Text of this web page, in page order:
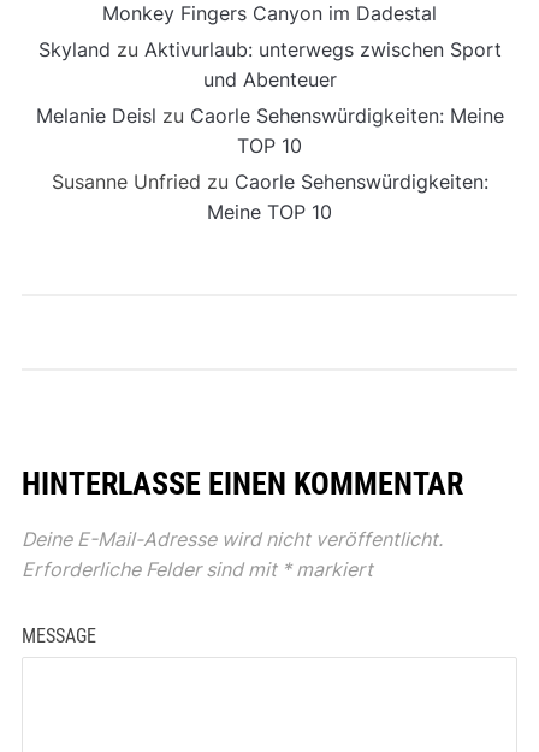
Monkey Fingers Canyon im Dadestal
Skyland zu Aktivurlaub: unterwegs zwischen Sport
und Abenteuer
Melanie Deisl zu Caorle Sehenswürdigkeiten: Meine
TOP 10
Susanne Unfried zu Caorle Sehenswürdigkeiten:
Meine TOP 10
HINTERLASSE EINEN KOMMENTAR
Deine E-Mail-Adresse wird nicht veröffentlicht.
Erforderliche Felder sind mit *markiert
MESSAGE